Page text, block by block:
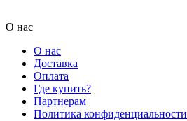
О нас
О нас
Доставка
Оплата
Где купить?
Партнерам
Политика конфиденциальности